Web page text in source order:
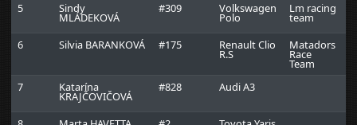
5 Sindy
MLÁDEKOVÁ
#309 Volkswagen
Polo
Lm racing
team
6
Silvia BARANKOVÁ #175 Renault Clio
R.S
Matadors
Race
Team
7
Katarína
KRAJČOVIČOVÁ
#828 Audi A3